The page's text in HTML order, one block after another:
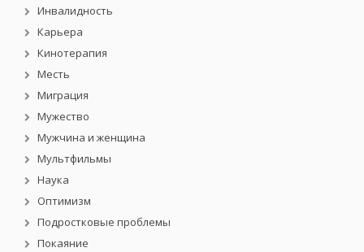
Инвалидность
Карьера
Кинотерапия
Месть
Миграция
Мужество
Мужчина и женщина
Мультфильмы
Наука
Оптимизм
Подростковые проблемы
Покаяние